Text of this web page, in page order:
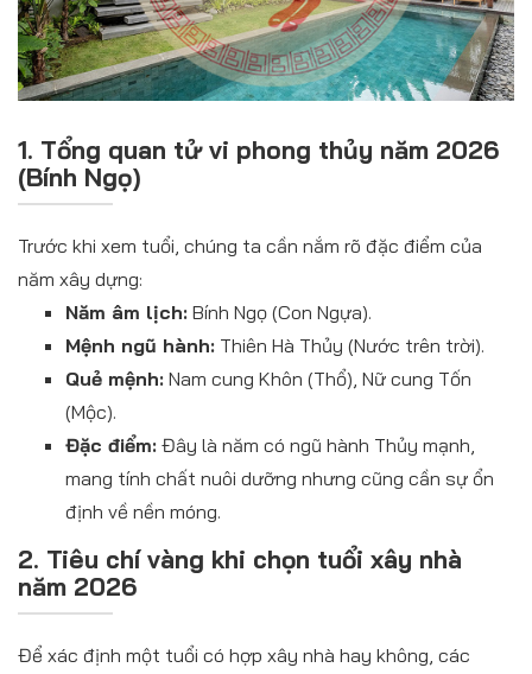
1. Tổng quan tử vi phong thủy năm 2026
(Bính Ngọ)
Trước khi xem tuổi, chúng ta cần nắm rõ đặc điểm của
năm xây dựng:
Năm âm lịch: Bính Ngọ (Con Ngựa).
Mệnh ngũ hành: Thiên Hà Thủy (Nước trên trời).
Quẻ mệnh: Nam cung Khôn (Thổ), Nữ cung Tốn
(Mộc).
Đặc điểm: Đây là năm có ngũ hành Thủy mạnh,
mang tính chất nuôi dưỡng nhưng cũng cần sự ổn
định về nền móng.
2. Tiêu chí vàng khi chọn tuổi xây nhà
năm 2026
Để xác định một tuổi có hợp xây nhà hay không, các